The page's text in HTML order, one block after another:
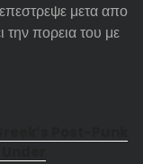
μετα απο
την πορεια του με